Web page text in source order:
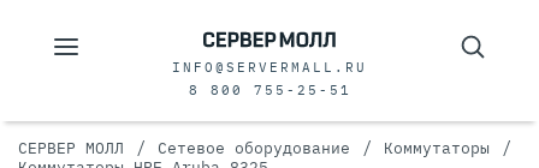
INFO@SERVERMALL.RU
8 800 755-25-51
СЕРВЕР МОЛЛ / Сетевое оборудование / Коммутаторы /